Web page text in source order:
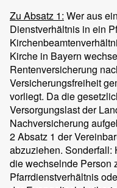
Zu Absatz 1: Wer aus
Dienstverhältnis in ein
Kirche in Bayern
Rentenversicherung
Versicherungsfreiheit
vorliegt. Da die
Versorgungslast der
Nachversicherung
2 Absatz 1 der
abzuziehen. Sonderfall:
die wechselnde Person
Pfarrdienstverhältnis